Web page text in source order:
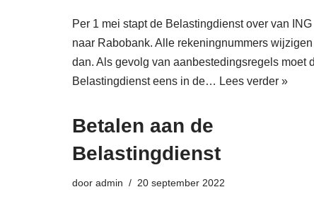
Per 1 mei stapt de Belastingdienst over van ING
naar Rabobank. Alle rekeningnummers wijzigen
dan. Als gevolg van aanbestedingsregels moet
Belastingdienst eens in de… Lees verder »
Betalen aan de
Belastingdienst
door admin 20 september 2022